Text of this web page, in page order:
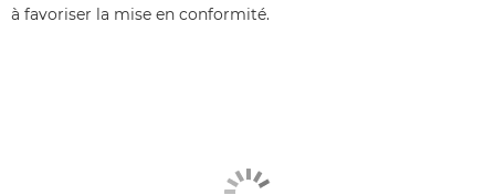
à favoriser la mise en conformité.